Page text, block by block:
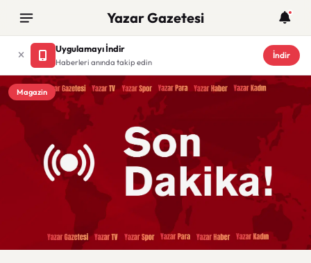
Yazar Gazetesi
Uygulamayı İndir
Haberleri anında takip edin
İndir
Magazin